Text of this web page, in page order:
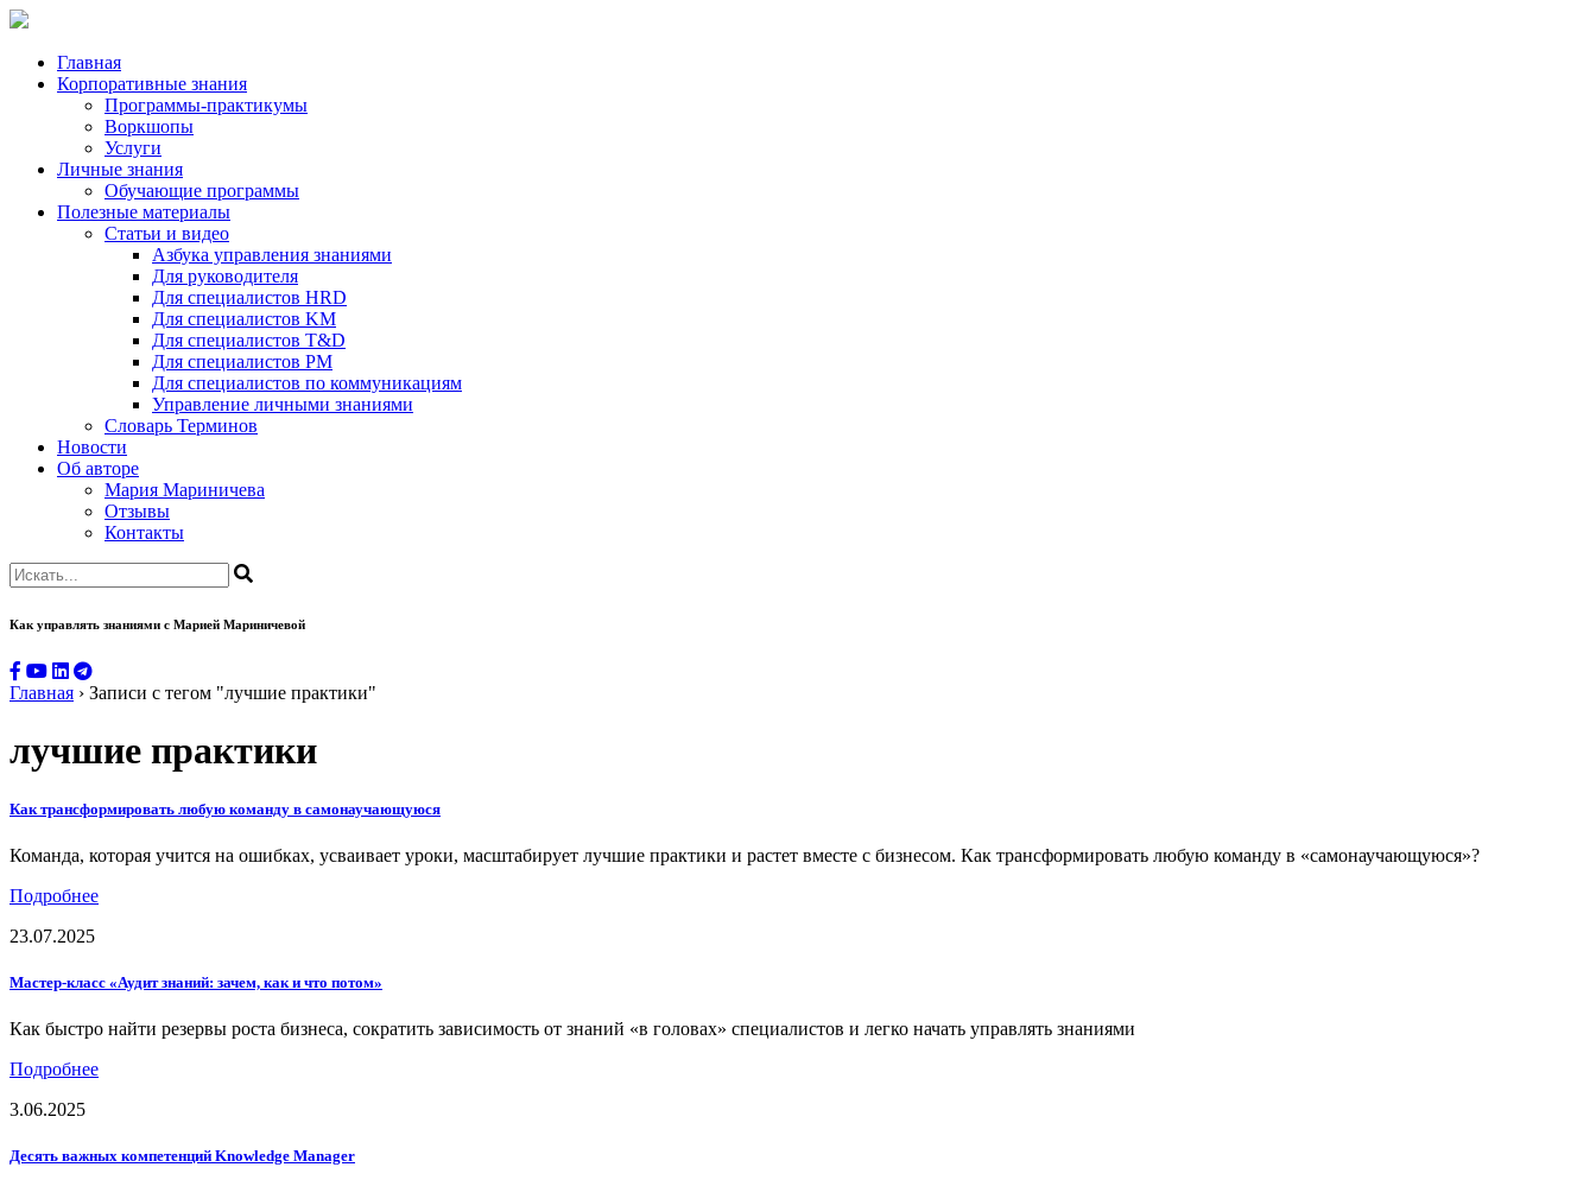
Главная
Корпоративные знания
Программы-практикумы
Воркшопы
Услуги
Личные знания
Обучающие программы
Полезные материалы
Статьи и видео
Азбука управления знаниями
Для руководителя
Для специалистов HRD
Для специалистов KM
Для специалистов T&D
Для специалистов PM
Для специалистов по коммуникациям
Управление личными знаниями
Словарь Терминов
Новости
Об авторе
Мария Мариничева
Отзывы
Контакты
Как управлять знаниями с Марией Мариничевой
Главная › Записи с тегом "лучшие практики"
лучшие практики
Как трансформировать любую команду в самонаучающуюся
Команда, которая учится на ошибках, усваивает уроки, масштабирует лучшие практики и растет вместе с бизнесом. Как трансформировать любую команду в «самонаучающуюся»?
Подробнее
23.07.2025
Мастер-класс «Аудит знаний: зачем, как и что потом»
Как быстро найти резервы роста бизнеса, сократить зависимость от знаний «в головах» специалистов и легко начать управлять знаниями
Подробнее
3.06.2025
Десять важных компетенций Knowledge Manager